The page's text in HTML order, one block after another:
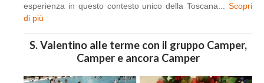
esperienza in questo contesto unico della Toscana... Scopri
di più
S. Valentino alle terme con il gruppo Camper,
Camper e ancora Camper